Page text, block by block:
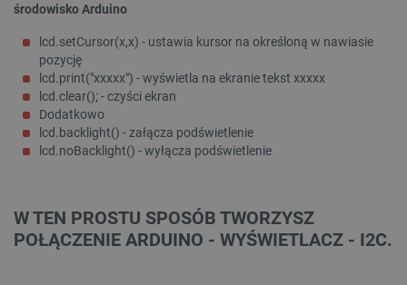
środowisko Arduino
lcd.setCursor(x,x) - ustawia kursor na określoną w nawiasie
pozycję
lcd.print("xxxxx") - wyświetla na ekranie tekst xxxxx
lcd.clear(); - czyści ekran
Dodatkowo
lcd.backlight() - załącza podświetlenie
lcd.noBacklight() - wyłącza podświetlenie
W TEN PROSTU SPOSÓB TWORZYSZ
POŁĄCZENIE ARDUINO - WYŚWIETLACZ - I2C.
VISITOR_PRIVACY_METADATA
Polityce prywatności Google